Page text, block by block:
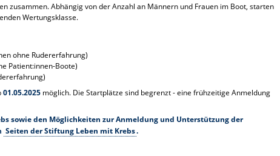
zusammen. Abhängig von der Anzahl an Männern und Frauen im Boot, starten
Wertungsklasse.
ohne Rudererfahrung)
Patient:innen-Boote)
01.05.2025 möglich. Die Startplätze sind begrenzt - eine frühzeitige Anmeldung
sowie den Möglichkeiten zur Anmeldung und Unterstützung der
Seiten der Stiftung Leben mit Krebs.